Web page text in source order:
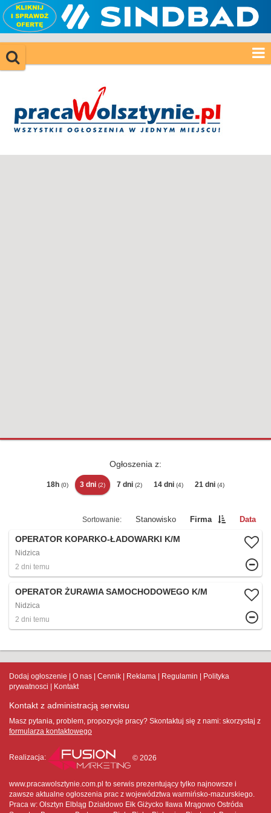
Ogłoszenia z:
18h (0) 3 dni (2) 7 dni (2) 14 dni (4) 21 dni (4)
Stanowisko Firma Data
OPERATOR KOPARKO-ŁADOWARKI K/M
Nidzica
2 dni temu
OPERATOR ŻURAWIA SAMOCHODOWEGO K/M
Nidzica
2 dni temu
Dodaj ogłoszenie O nas Cennik Reklama Regulamin
Polityka
prywatnosci
Kontakt
Kontakt z administracją serwisu
Masz pytania, problem, propozycje pracy? Skontaktuj się z nami: skorzystaj z
formularza kontaktowego
Realizacja: © 2026
www.pracawolsztynie.com.pl to serwis prezentujący tylko najnowsze i
zawsze aktualne ogłoszenia prac z województwa warmińsko-mazurskiego.
Praca w: Olsztyn Elbląg Działdowo Ełk Giżycko Iława Mrągowo Ostróda